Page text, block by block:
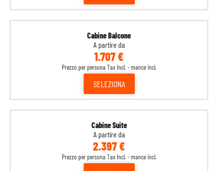
Cabine Balcone
A partire da
1.707 €
Prezzo per persona Tax Incl. - mance incl.
SELEZIONA
Cabine Suite
A partire da
2.397 €
Prezzo per persona Tax Incl. - mance incl.
10 Istanbul 10:00 -